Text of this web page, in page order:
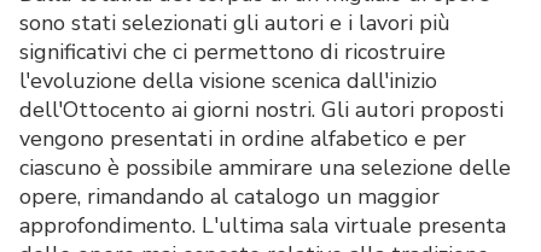
sono stati selezionati gli autori e i lavori più
significativi che ci permettono di ricostruire
l'evoluzione della visione scenica dall'inizio
dell'Ottocento ai giorni nostri. Gli autori proposti
vengono presentati in ordine alfabetico e per
ciascuno è possibile ammirare una selezione delle
opere, rimandando al catalogo un maggior
approfondimento. L'ultima sala virtuale presenta